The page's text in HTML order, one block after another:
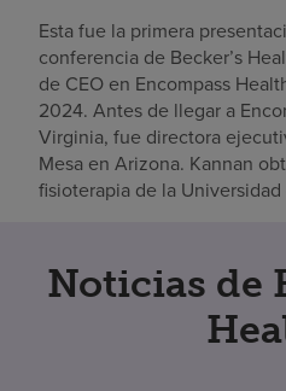
Esta fue la primera
conferencia de Becker’s
de CEO en Encompass
2024. Antes de llegar a
Virginia, fue directora
Mesa en Arizona. Kannan
fisioterapia de la
Noticias de